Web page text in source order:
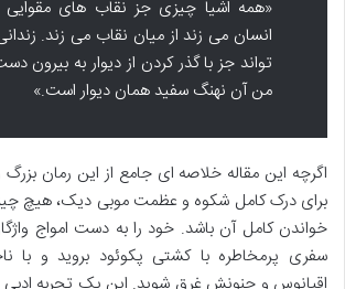
«همه اشیا چیزی جز نقاب های مقوایی
انسان می زند از میان نقاب می زند.
تواند جز با گذر کردن از دیوار به بیرون
من آن نهنگ سفید همان دیوار است.»
اگرچه این مقاله خلاصه ای جامع از این رمان بزرگ
برای درک کامل شکوه و عظمت موبی دیک، هیچ
خواندن کامل آن باشد. خود را به دست امواج
سفری پرمخاطره با کشتی پکوئود بروید و با